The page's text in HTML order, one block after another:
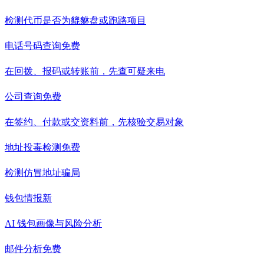
检测代币是否为貔貅盘或跑路项目
电话号码查询免费
在回拨、报码或转账前，先查可疑来电
公司查询免费
在签约、付款或交资料前，先核验交易对象
地址投毒检测 免费
检测仿冒地址骗局
钱包情报新
AI 钱包画像与风险分析
邮件分析免费